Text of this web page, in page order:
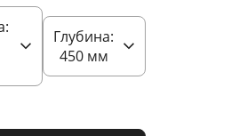
Глубина:
450мм